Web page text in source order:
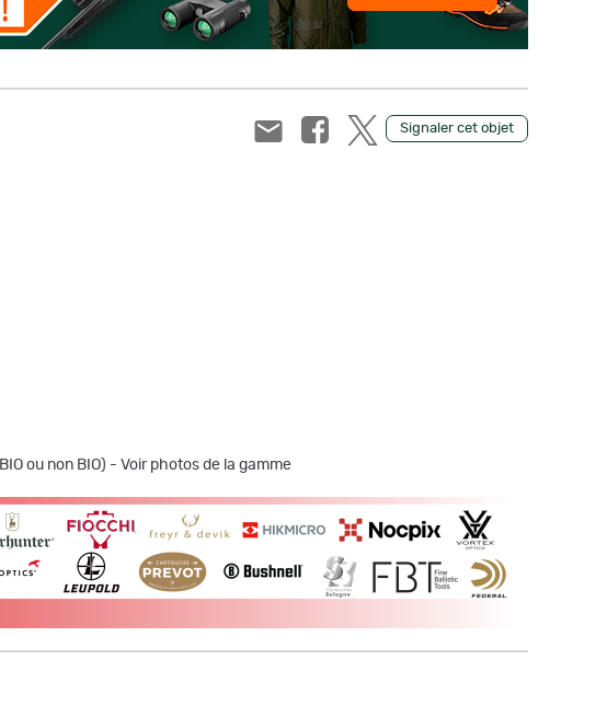
Signaler cet objet
ou non BIO) - Voir photos de la gamme